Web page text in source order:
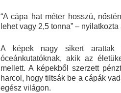
“A cápa hat méter hosszú,
lehet vagy 2,5 tonna” –
A képek nagy sikert arattak
óceánkutatóknak, akik az
mellett. A képekből szerzett
harcol, hogy tiltsák be a cápák
egész világon.